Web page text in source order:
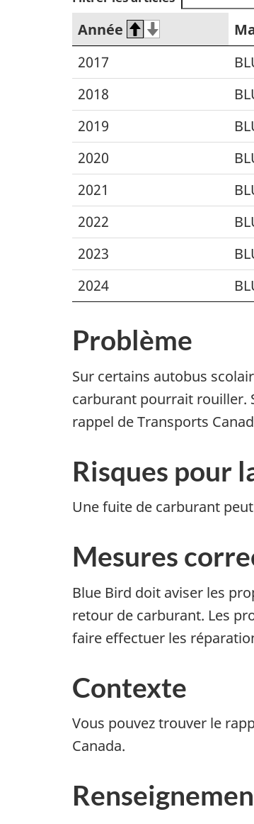
Année
2017
2018
2019
2020
2021
2022
2023
2024
Problème
Sur certains autobus
carburant pourrait rouiller.
rappel de Transports
Risques pour
Une fuite de carburant
Mesures
Blue Bird doit aviser les
retour de carburant. Les
faire effectuer les
Contexte
Vous pouvez trouver le
Canada.